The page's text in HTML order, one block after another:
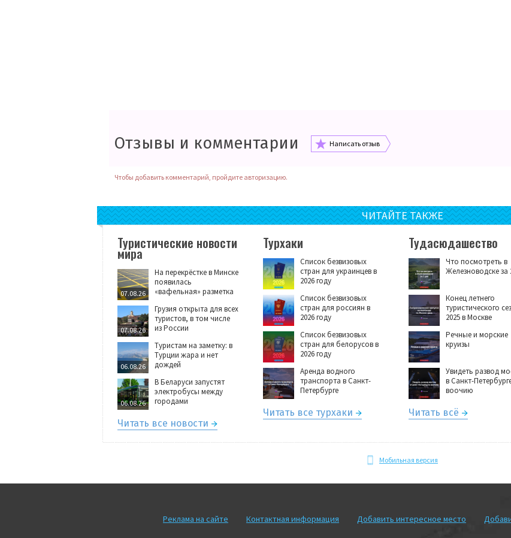
Отзывы и комментарии Написать отзыв
Чтобы добавить комментарий, пройдите авторизацию.
ЧИТАЙТЕ ТАКЖЕ
Туристические новости
мира
07.08.26
На перекрёстке в Минске
появилась
«вафельная» разметка
07.08.26
Грузия открыта для всех
туристов, в том числе
из России
06.08.26
Туристам на заметку: в
Турции жара и нет
дождей
06.08.26
В Беларуси запустят
электробусы между
городами
Читать все новости
Турхаки
Список безвизовых
стран для украинцев в
2026 году
Список безвизовых
стран для россиян в
2026 году
Список безвизовых
стран для белорусов в
2026 году
Аренда водного
транспорта в Санкт-
Петербурге
Читать все турхаки
Тудасюдашество
Что посмотреть в
Железноводске за
Конец летнего
туристического
2025 в Москве
Речные и морские
круизы
Увидеть развод
в Санкт-
воочию
Читать всё
Мобильная версия
Реклама на сайте Контактная информация Добавить интересное место